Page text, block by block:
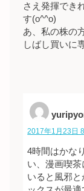
さえ発揮でき
す(o^^o)
あ、私の株の
しばし買いに
2017年1月23日
4時間はかな
い、漫画喫
いると風邪